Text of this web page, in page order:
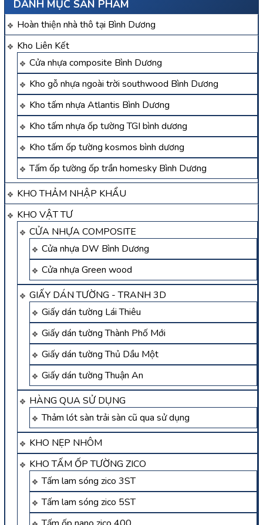
DANH MỤC SẢN PHẨM
Hoàn thiện nhà thô tại Bình Dương
Kho Liên Kết
Cửa nhựa composite Bình Dương
Kho gỗ nhựa ngoài trời southwood Bình Dương
Kho tấm nhựa Atlantis Bình Dương
Kho tấm nhựa ốp tường TGI bình dương
Kho tấm ốp tường kosmos bình dương
Tấm ốp tường ốp trần homesky Bình Dương
KHO THẢM NHẬP KHẨU
KHO VẬT TƯ
CỬA NHỰA COMPOSITE
Cửa nhựa DW Bình Dương
Cửa nhựa Green wood
GIẤY DÁN TƯỜNG - TRANH 3D
Giấy dán tường Lái Thiêu
Giấy dán tường Thành Phố Mới
Giấy dán tường Thủ Dầu Một
Giấy dán tường Thuận An
HÀNG QUA SỬ DỤNG
Thảm lót sàn trải sàn cũ qua sử dụng
KHO NẸP NHÔM
KHO TẤM ỐP TƯỜNG ZICO
Tấm lam sóng zico 3ST
Tấm lam sóng zico 5ST